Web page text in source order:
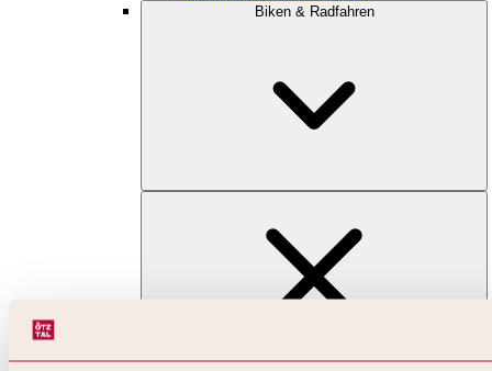
Biken & Radfahren